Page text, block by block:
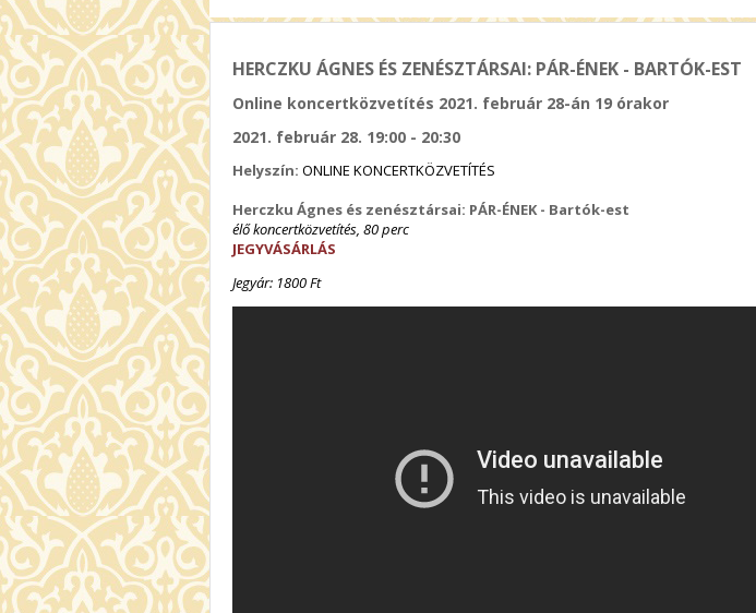
HERCZKU ÁGNES ÉS ZENÉSZTÁRSAI: PÁR-ÉNEK - BARTÓK-EST
Online koncertközvetítés 2021. február 28-án 19 órakor
2021. február 28. 19:00 - 20:30
Helyszín: ONLINE KONCERTKÖZVETÍTÉS
Herczku Ágnes és zenésztársai: PÁR-ÉNEK - Bartók-est
élő koncertközvetítés, 80 perc
JEGYVÁSÁRLÁS
Jegyár: 1800 Ft